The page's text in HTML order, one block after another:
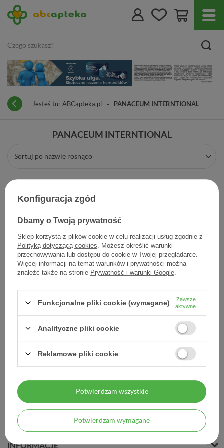
Jesteś tu: ABCapteka.pl PANACEUM INTERNTIONAL
PANACEUM INTERNTIONAL
Sortuj po nazwie rosnąco
Herbata prasowana
zielona HAICHAO, kostki,
26,30 zł
0,21 zł / szt.
MOJE ZAMÓWIENIE
MOJE KONTO
INFORMACJE
Konfiguracja zgód
Dbamy o Twoją prywatność
Sklep korzysta z plików cookie w celu realizacji usług zgodnie z
Polityką dotyczącą cookies . Możesz określić warunki
przechowywania lub dostępu do cookie w Twojej przeglądarce.
Więcej informacji na temat warunków i prywatności można
znaleźć także na stronie Prywatność i warunki Google
Funkcjonalne pliki cookie (wymagane)
Zawsze
aktywne
Analityczne pliki cookie
Reklamowe pliki cookie
Potwierdzam wymagane
Potwierdzam wszystkie